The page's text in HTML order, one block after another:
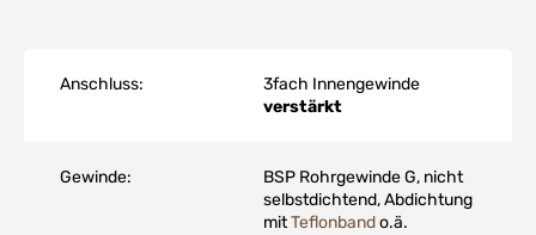
Anschluss:
3fach Innengewinde
verstärkt
Gewinde:
BSP Rohrgewinde G, nicht
selbstdichtend, Abdichtung
mitTeflonbando.ä.